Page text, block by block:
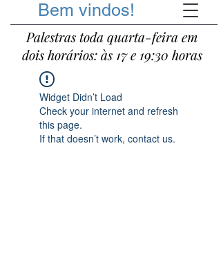
Bem vindos!
Palestras toda quarta-feira em
dois horários: às 17 e 19:30 horas
Widget Didn’t Load
Check your internet and refresh
this page.
If that doesn’t work, contact us.